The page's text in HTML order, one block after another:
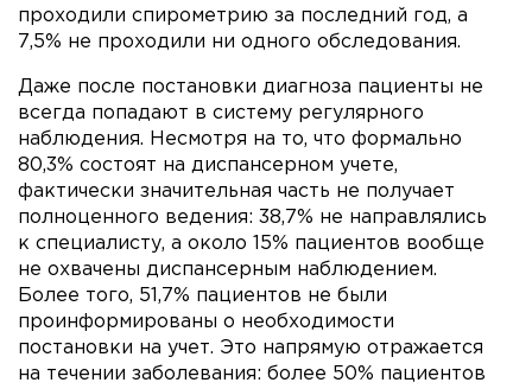
проходили спирометрию за последний год, а
7,5% не проходили ни одного обследования.
Даже после постановки диагноза пациенты не
всегда попадают в систему регулярного
наблюдения. Несмотря на то, что формально
80,3% состоят на диспансерном учете,
фактически значительная часть не получает
полноценного ведения: 38,7% не направлялись
к специалисту, а около 15% пациентов вообще
не охвачены диспансерным наблюдением.
Более того, 51,7% пациентов не были
проинформированы о необходимости
постановки на учет. Это напрямую отражается
на течении заболевания: более 50% пациентов